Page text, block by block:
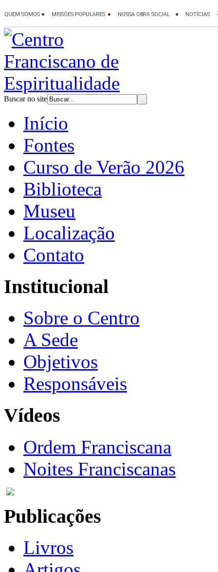
Buscar no site
Início
Fontes
Curso de Verão 2026
Biblioteca
Museu
Localização
Contato
Institucional
Sobre o Centro
A Sede
Objetivos
Responsáveis
Vídeos
Ordem Franciscana
Noites Franciscanas
Publicações
Livros